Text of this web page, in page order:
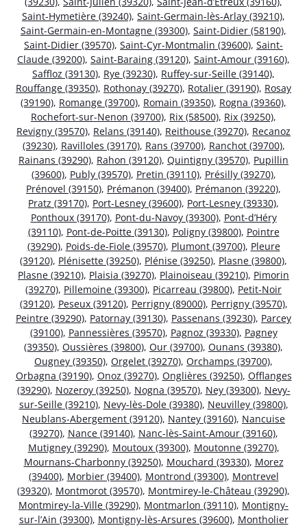
Saint-Hymetière (39240), Saint-Germain-lès-Arlay (39210),
Saint-Germain-en-Montagne (39300), Saint-Didier (58190),
Saint-Didier (39570), Saint-Cyr-Montmalin (39600), Saint-
Claude (39200), Saint-Baraing (39120), Saint-Amour (39160),
Saffloz (39130), Rye (39230), Ruffey-sur-Seille (39140),
Rouffange (39350), Rothonay (39270), Rotalier (39190), Rosay
(39190), Romange (39700), Romain (39350), Rogna (39360),
Rochefort-sur-Nenon (39700), Rix (58500), Rix (39250),
Revigny (39570), Relans (39140), Reithouse (39270), Recanoz
(39230), Ravilloles (39170), Rans (39700), Ranchot (39700),
Rainans (39290), Rahon (39120), Quintigny (39570), Pupillin
(39600), Publy (39570), Pretin (39110), Présilly (39270),
Prénovel (39150), Prémanon (39400), Prémanon (39220),
Pratz (39170), Port-Lesney (39600), Port-Lesney (39330),
Ponthoux (39170), Pont-du-Navoy (39300), Pont-d’Héry
(39110), Pont-de-Poitte (39130), Poligny (39800), Pointre
(39290), Poids-de-Fiole (39570), Plumont (39700), Pleure
(39120), Plénisette (39250), Plénise (39250), Plasne (39800),
Plasne (39210), Plaisia (39270), Plainoiseau (39210), Pimorin
(39270), Pillemoine (39300), Picarreau (39800), Petit-Noir
(39120), Peseux (39120), Perrigny (89000), Perrigny (39570),
Peintre (39290), Patornay (39130), Passenans (39230), Parcey
(39100), Pannessières (39570), Pagnoz (39330), Pagney
(39350), Oussières (39800), Our (39700), Ounans (39380),
Ougney (39350), Orgelet (39270), Orchamps (39700),
Orbagna (39190), Onoz (39270), Onglières (39250), Offlanges
(39290), Nozeroy (39250), Nogna (39570), Ney (39300), Nevy-
sur-Seille (39210), Nevy-lès-Dole (39380), Neuvilley (39800),
Neublans-Abergement (39120), Nantey (39160), Nancuise
(39270), Nance (39140), Nanc-lès-Saint-Amour (39160),
Mutigney (39290), Moutoux (39300), Moutonne (39270),
Mournans-Charbonny (39250), Mouchard (39330), Morez
(39400), Morbier (39400), Montrond (39300), Montrevel
(39320), Montmorot (39570), Montmirey-le-Château (39290),
Montmirey-la-Ville (39290), Montmarlon (39110), Montigny-
sur-l’Ain (39300), Montigny-lès-Arsures (39600), Montholier